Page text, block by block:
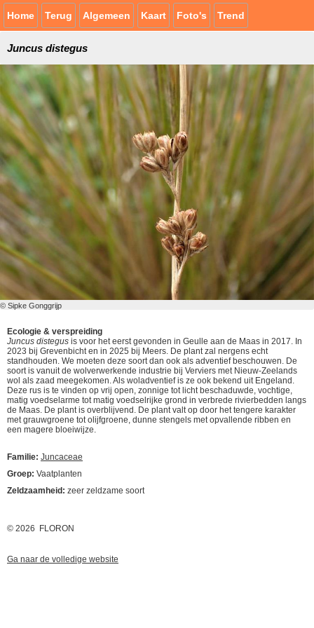
Home Terug Algemeen Kaart Foto's Trend
Juncus distegus
© Sipke Gonggrijp
Ecologie & verspreiding
Juncus distegus is voor het eerst gevonden in Geulle aan de Maas in 2017. In
2023 bij Grevenbicht en in 2025 bij Meers. De plant zal nergens echt
standhouden. We moeten deze soort dan ook als adventief beschouwen. De
soort is vanuit de wolverwerkende industrie bij Verviers met Nieuw-Zeelands
wol als zaad meegekomen. Als woladventief is ze ook bekend uit Engeland.
Deze rus is te vinden op vrij open, zonnige tot licht beschaduwde, vochtige,
matig voedselarme tot matig voedselrijke grond in verbrede rivierbedden langs
de Maas. De plant is overblijvend. De plant valt op door het tengere karakter
met grauwgroene tot olijfgroene, dunne stengels met opvallende ribben en
een magere bloeiwijze.
Familie: Juncaceae
Groep: Vaatplanten
Zeldzaamheid: zeer zeldzame soort
© 2026 FLORON
Ga naar de volledige website